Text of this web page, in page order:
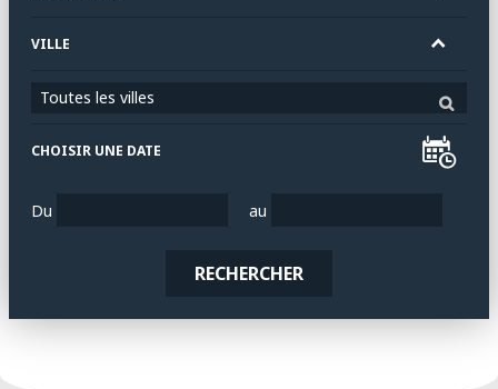
VILLE
Toutes les villes
CHOISIR UNE DATE
Du au
RECHERCHER